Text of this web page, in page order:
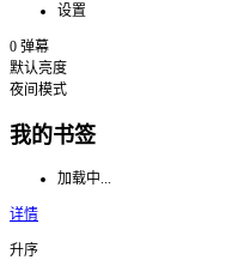
设置
0 弹幕
默认亮度
夜间模式
我的书签
加载中...
详情
升序